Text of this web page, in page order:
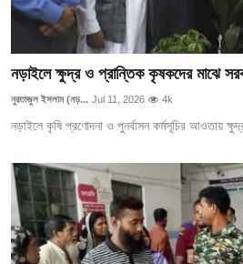
নড়াইলে ক্ষুদ্র ও প্রান্তিক কৃষকদের মাঝে
নুরতাজুল ইসলাম (নড়... Jul 11, 2026 4k
নড়াইলে কৃষি প্রণোদনা ও পুনর্বাসন কর্মসূচির আওতায়